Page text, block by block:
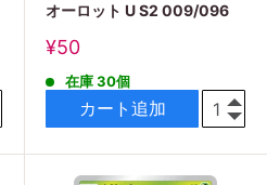
オーロット U S2 009/096
販
価
¥50
在庫 30個
カート追加